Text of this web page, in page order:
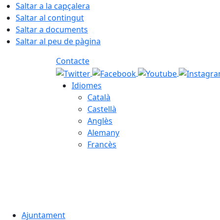
Saltar a la capçalera
Saltar al contingut
Saltar a documents
Saltar al peu de pàgina
Contacte
Idiomes
Català
Castellà
Anglès
Alemany
Francès
Ajuntament